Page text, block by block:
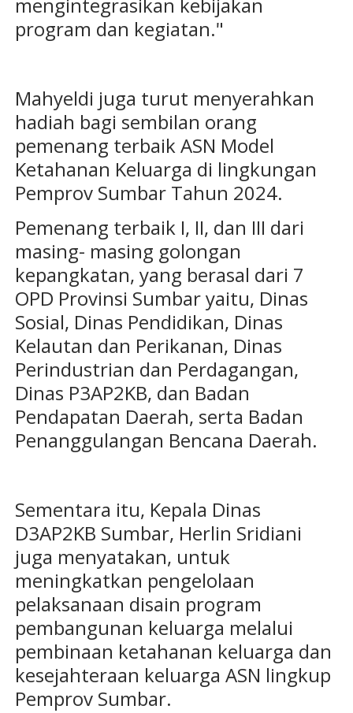
mengintegrasikan kebijakan
program dan kegiatan."
Mahyeldi juga turut menyerahkan
hadiah bagi sembilan orang
pemenang terbaik ASN Model
Ketahanan Keluarga di lingkungan
Pemprov Sumbar Tahun 2024.
Pemenang terbaik I, II, dan III dari
masing- masing golongan
kepangkatan, yang berasal dari 7
OPD Provinsi Sumbar yaitu, Dinas
Sosial, Dinas Pendidikan, Dinas
Kelautan dan Perikanan, Dinas
Perindustrian dan Perdagangan,
Dinas P3AP2KB, dan Badan
Pendapatan Daerah, serta Badan
Penanggulangan Bencana Daerah.
Sementara itu, Kepala Dinas
D3AP2KB Sumbar, Herlin Sridiani
juga menyatakan, untuk
meningkatkan pengelolaan
pelaksanaan disain program
pembangunan keluarga melalui
pembinaan ketahanan keluarga dan
kesejahteraan keluarga ASN lingkup
Pemprov Sumbar.